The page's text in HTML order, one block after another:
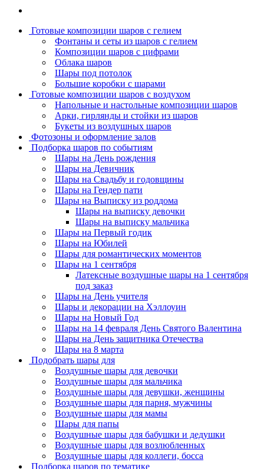
Готовые композиции шаров с гелием
Фонтаны и сеты из шаров с гелием
Композиции шаров с цифрами
Облака шаров
Шары под потолок
Большие коробки с шарами
Готовые композиции шаров с воздухом
Напольные и настольные композиции шаров
Арки, гирлянды и стойки из шаров
Букеты из воздушных шаров
Фотозоны и оформление залов
Подборка шаров по событиям
Шары на День рождения
Шары на Девичник
Шары на Свадьбу и годовщины
Шары на Гендер пати
Шары на Выписку из роддома
Шары на выписку девочки
Шары на выписку мальчика
Шары на Первый годик
Шары на Юбилей
Шары для романтических моментов
Шары на 1 сентября
Латексные воздушные шары на 1 сентября
под заказ
Шары на День учителя
Шары и декорации на Хэллоуин
Шары на Новый Год
Шары на 14 февраля День Святого Валентина
Шары на День защитника Отечества
Шары на 8 марта
Подобрать шары для
Воздушные шары для девочки
Воздушные шары для мальчика
Воздушные шары для девушки, женщины
Воздушные шары для парня, мужчины
Воздушные шары для мамы
Шары для папы
Воздушные шары для бабушки и дедушки
Воздушные шары для возлюбленных
Воздушные шары для коллеги, босса
Подборка шаров по тематике